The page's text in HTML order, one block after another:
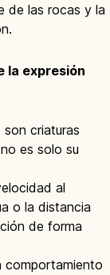
de las rocas y la
la expresión
son criaturas
es solo su
al
o la distancia
de forma
comportamiento